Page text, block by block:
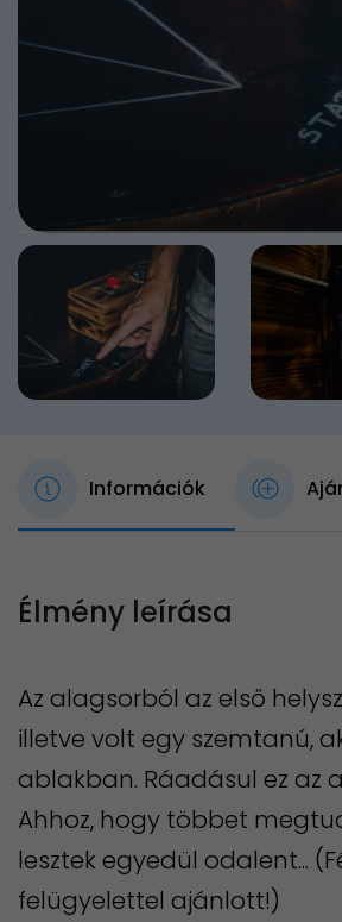
Információk
Élmény leírása
Az alagsorból az első
illetve volt egy szemtanú,
ablakban. Ráadásul ez az
Ahhoz, hogy többet
lesztek egyedül odalent...
felügyelettel ajánlott!)